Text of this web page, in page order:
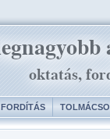
FORDÍTÁS